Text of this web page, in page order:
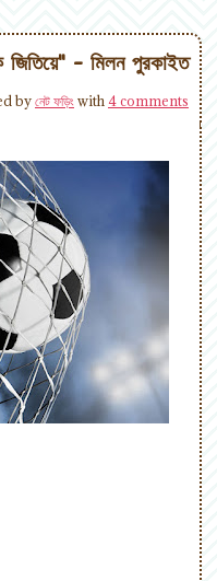
জিতিয়ে" - মিলন পুরকাইত
byনেট ফড়িং with4 comments